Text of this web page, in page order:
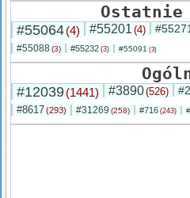
#55064(4) #55201 (4)
#55088 (3) #55232 (3) #55091 (3)
#12039(1441) #3890(526)
#8617(293) #31269 (258) #716 (243)